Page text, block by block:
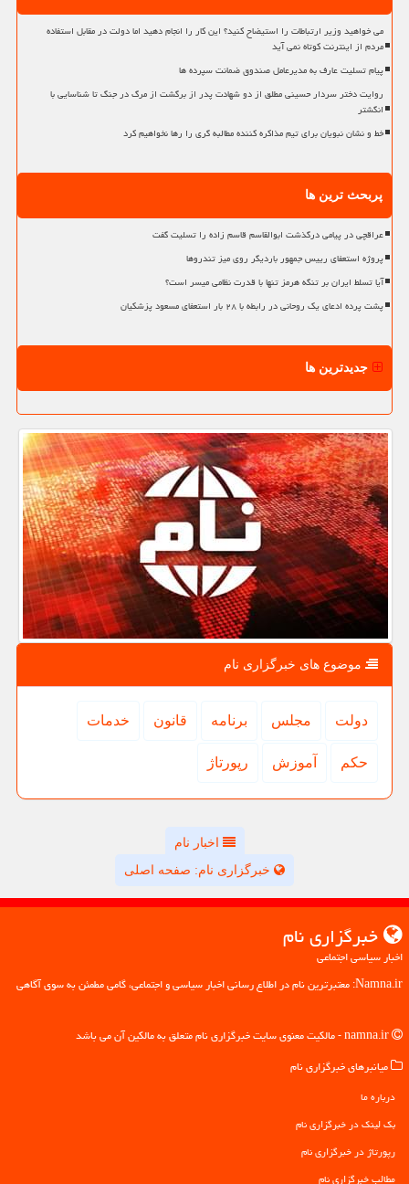
می خواهید وزیر ارتباطات را استیضاح کنید؟ این کار را انجام دهید اما دولت در مقابل استفاده
مردم از اینترنت کوتاه نمی آید
پیام تسلیت عارف به مدیرعامل صندوق ضمانت سپرده ها
روایت دختر سردار حسینی مطلق از دو شهادت پدر از برگشت از مرگ در جنگ تا شناسایی با
انگشتر
خط و نشان نبویان برای تیم مذاکره کننده مطالبه گری را رها نخواهیم کرد
پربحث ترین ها
عراقچی در پیامی درگذشت ابوالقاسم قاسم زاده را تسلیت گفت
پروژه استعفای رییس جمهور باردیگر روی میز تندروها
آیا تسلط ایران بر تنگه هرمز تنها با قدرت نظامی میسر است؟
پشت پرده ادعای یک روحانی در رابطه با ۲۸ بار استعفای مسعود پزشکیان
جدیدترین ها
موضوع های خبرگزاری نام
دولت مجلس برنامه قانون خدمات
حكم آموزش رپورتاژ
اخبار نام
خبرگزاری نام: صفحه اصلی
خبرگزاری نام
اخبار سیاسی اجتماعی
Namna.ir: معتبرترین نام در اطلاع رسانی اخبار سیاسی و اجتماعی، گامی مطمئن به سوی آگاهی
میانبرهای خبرگزاری نام
درباره ما
بک لینک در خبرگزاری نام
رپورتاژ در خبرگزاری نام
مطالب خبرگزاری نام